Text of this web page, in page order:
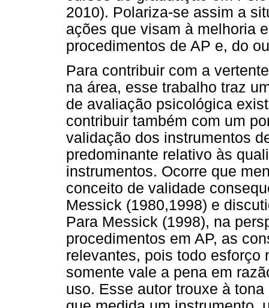
2010). Polariza-se assim a
ações que visam à melhoria
procedimentos de AP e, do
Para contribuir com a
na área, esse trabalho traz
de avaliação psicológica
contribuir também com um
validação dos instrumentos
predominante relativo às
instrumentos. Ocorre que
conceito de validade
Messick (1980,1998) e
Para Messick (1998), na
procedimentos em AP, as
relevantes, pois todo esforço
somente vale a pena em
uso. Esse autor trouxe à